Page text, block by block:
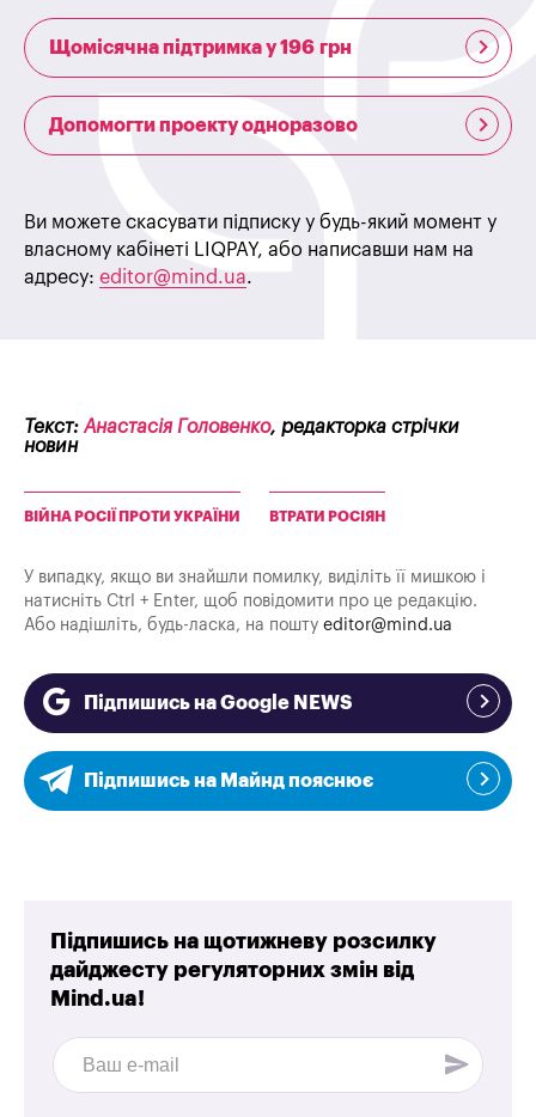
Щомісячна підтримка у 196 грн
Допомогти проекту одноразово
Ви можете скасувати підписку у будь-який момент у
власному кабінеті LIQPAY, або написавши нам на
адресу: editor@mind.ua.
Текст: Анастасія Головенко, редакторка стрічки
новин
ВІЙНА РОСІЇ ПРОТИ УКРАЇНИ ВТРАТИ РОСІЯН
У випадку, якщо ви знайшли помилку, виділіть її мишкою і
натисніть Ctrl + Enter, щоб повідомити про це редакцію.
Або надішліть, будь-ласка, на пошту editor@mind.ua
Підпишись на Google NEWS
Підпишись на Майнд пояснює
Підпишись на щотижневу розсилку
дайджесту регуляторних змін від
Mind.ua!